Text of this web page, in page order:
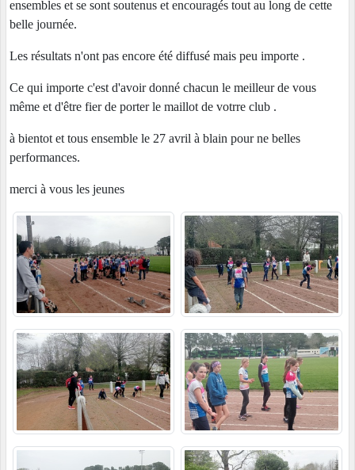
ensembles et se sont soutenus et encouragés tout au long de cette
belle journée.
Les résultats n'ont pas encore été diffusé mais peu importe .
Ce qui importe c'est d'avoir donné chacun le meilleur de vous
même et d'être fier de porter le maillot de votrre club .
à bientot et tous ensemble le 27 avril à blain pour ne belles
performances.
merci à vous les jeunes